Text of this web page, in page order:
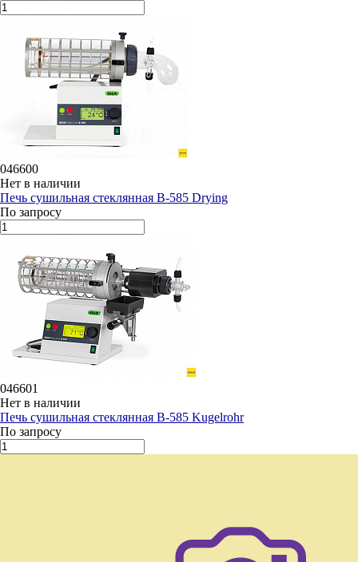
046600
Нет в наличии
Печь сушильная стеклянная B-585 Drying
По запросу
046601
Нет в наличии
Печь сушильная стеклянная B-585 Kugelrohr
По запросу